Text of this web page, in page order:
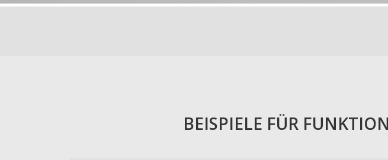
BEISPIELE FÜR